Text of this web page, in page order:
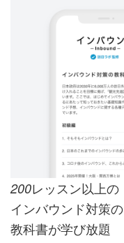
200レッスン以上の
インバウンド対策の
教科書が学び放題